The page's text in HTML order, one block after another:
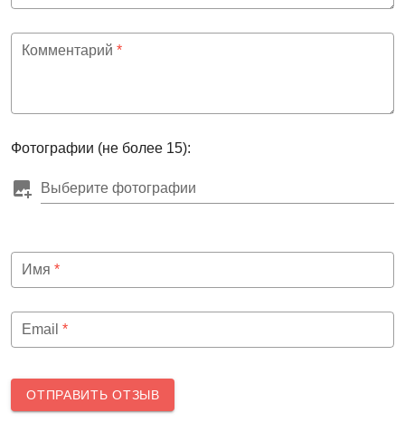
Комментарий *
Фотографии (не более 15):
Выберите фотографии
Имя *
Email *
ОТПРАВИТЬ ОТЗЫВ